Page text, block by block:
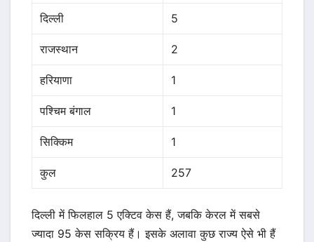
दिल्ली 5
राजस्थान 2
हरियाणा 1
पश्चिम बंगाल 1
सिक्किम 1
कुल 257
दिल्ली में फिलहाल 5 एक्टिव केस हैं, जबकि केरल में सबसे
ज्यादा 95 केस सक्रिय हैं। इसके अलावा कुछ राज्य ऐसे भी हैं